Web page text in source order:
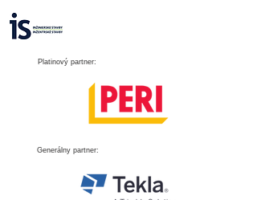
Platinový partner:
Generálny partner: